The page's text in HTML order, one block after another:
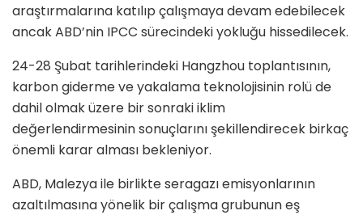
araştırmalarına katılıp çalışmaya devam edebilecek
ancak ABD’nin IPCC sürecindeki yokluğu hissedilecek.
24-28 Şubat tarihlerindeki Hangzhou toplantısının,
karbon giderme ve yakalama teknolojisinin rolü de
dahil olmak üzere bir sonraki iklim
değerlendirmesinin sonuçlarını şekillendirecek birkaç
önemli karar alması bekleniyor.
ABD, Malezya ile birlikte seragazı emisyonlarının
azaltılmasına yönelik bir çalışma grubunun eş